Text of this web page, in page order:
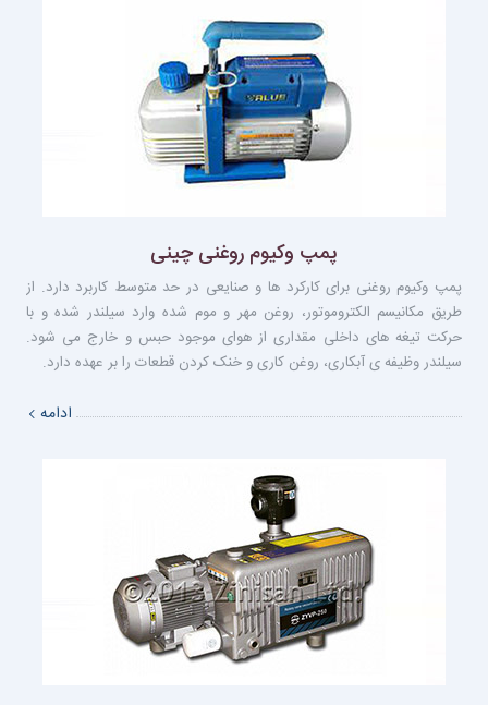
پمپ وكيوم روغنى چينى
پمپ وکیوم روغنی برای کارکرد ها و صنایعی در حد متوسط کاربرد دارد. از
طریق مکانیسم الکتروموتور، روغن مهر و موم شده وارد سیلندر شده و با
حرکت تیغه های داخلی مقداری از هوای موجود حبس و خارج می شود.
سیلندر وظیفه ی آبکاری، روغن کاری و خنک کردن قطعات را بر عهده دارد.
ادامه